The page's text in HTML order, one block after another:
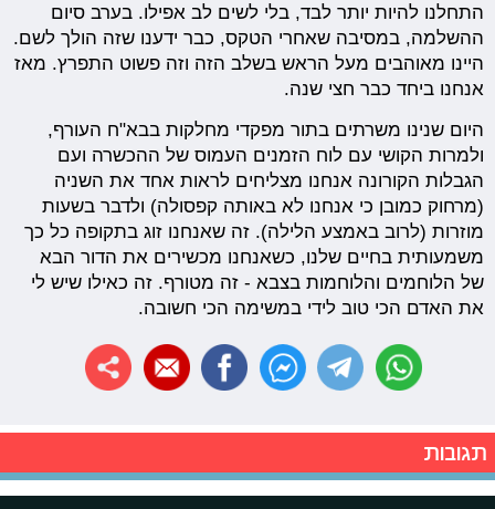
התחלנו להיות יותר לבד, בלי לשים לב אפילו. בערב סיום
ההשלמה, במסיבה שאחרי הטקס, כבר ידענו שזה הולך לשם.
היינו מאוהבים מעל הראש בשלב הזה וזה פשוט התפרץ. מאז
אנחנו ביחד כבר חצי שנה.
היום שנינו משרתים בתור מפקדי מחלקות בבא"ח העורף,
ולמרות הקושי עם לוח הזמנים העמוס של ההכשרה ועם
הגבלות הקורונה אנחנו מצליחים לראות אחד את השניה
(מרחוק כמובן כי אנחנו לא באותה קפסולה) ולדבר בשעות
מוזרות (לרוב באמצע הלילה). זה שאנחנו זוג בתקופה כל כך
משמעותית בחיים שלנו, כשאנחנו מכשירים את הדור הבא
של הלוחמים והלוחמות בצבא - זה מטורף. זה כאילו שיש לי
את האדם הכי טוב לידי במשימה הכי חשובה.
תגובות